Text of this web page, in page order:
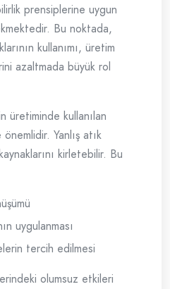
prensiplerine uygun
Bu noktada,
kullanımı, üretim
azaltmada büyük rol
üretiminde kullanılan
Yanlış atık
kirletebilir. Bu
uygulanması
tercih edilmesi
olumsuz etkileri